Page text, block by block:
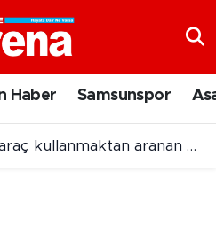
Haber Samsunspor
aranan hükümlü cezaevine gönderildi